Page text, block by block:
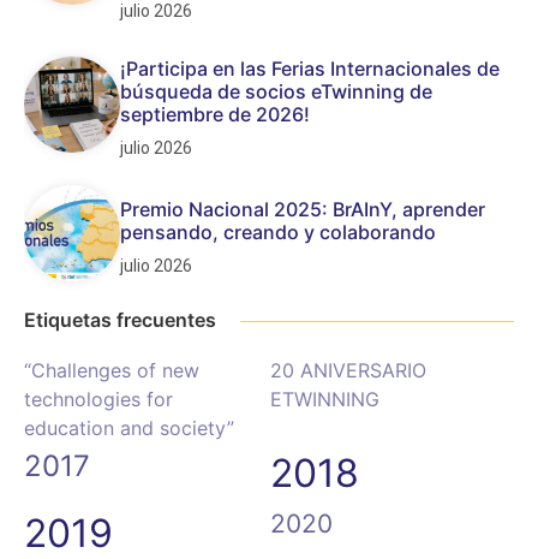
julio 2026
¡Participa en las Ferias Internacionales de
búsqueda de socios eTwinning de
septiembre de 2026!
julio 2026
Premio Nacional 2025: BrAInY, aprender
pensando, creando y colaborando
julio 2026
Etiquetas frecuentes
“Challenges of new
technologies for
education and society”
20 ANIVERSARIO
ETWINNING
2017
2018
2019
2020